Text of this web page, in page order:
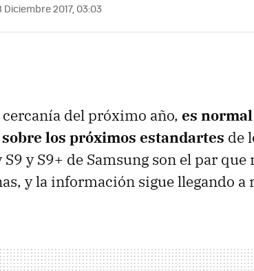
2017, 03:03
del próximo año, es
los próximos estandartes de
y S9+ de Samsung son el par que
y la información sigue llegando a